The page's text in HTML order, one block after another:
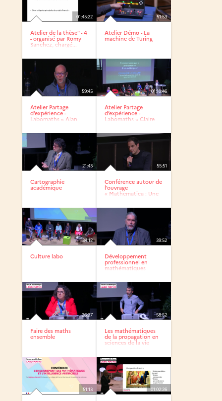
01:45:22
Atelier de la thèse" - 4
- organisé par Romy
Sanchez, chargé...
51:53
Atelier Démo - La
machine de Turing
59:45
Atelier Partage
d’expérience -
Labomaths « Alan
01:10:46
Atelier Partage
d’expérience -
Labomaths « Claire
21:43
Cartographie
académique
55:51
Conférence autour de
l’ouvrage
« Mathematica : Une
34:12
Culture labo
39:52
Développement
professionnel en
mathématiques
26:27
Faire des maths
ensemble
58:52
Les mathématiques
de la propagation en
sciences de la vie
51:13 01:02:26